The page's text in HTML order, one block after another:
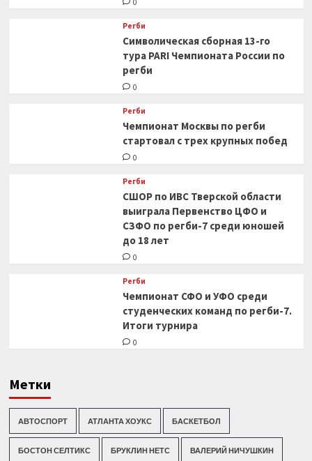
0
Регби
Символическая сборная 13-го
тура PARI Чемпионата России по
регби
0
Регби
Чемпионат Москвы по регби
стартовал с трех крупных побед
0
Регби
СШОР по ИВС Тверской области
выиграла Первенство ЦФО и
СЗФО по регби-7 среди юношей
до 18 лет
0
Регби
Чемпионат СФО и УФО среди
студенческих команд по регби-7.
Итоги турнира
0
Метки
АВТОСПОРТ АТЛАНТА ХОУКС БАСКЕТБОЛ
БОСТОН СЕЛТИКС БРУКЛИН НЕТС ВАЛЕРИЙ НИЧУШКИН